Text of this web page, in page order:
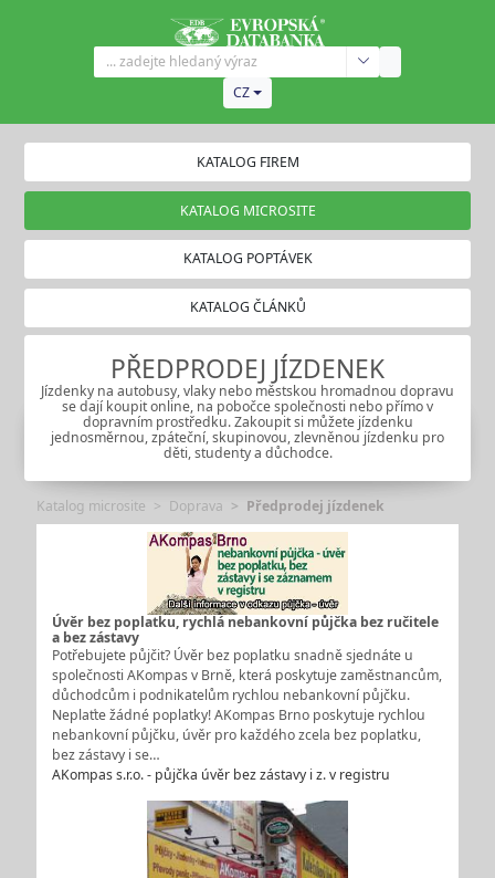
CZ
KATALOG FIREM
KATALOG MICROSITE
KATALOG POPTÁVEK
KATALOG ČLÁNKŮ
PŘEDPRODEJ JÍZDENEK
Jízdenky na autobusy, vlaky nebo městskou hromadnou dopravu
se dají koupit online, na pobočce společnosti nebo přímo v
dopravním prostředku. Zakoupit si můžete jízdenku
jednosměrnou, zpáteční, skupinovou, zlevněnou jízdenku pro
děti, studenty a důchodce.
Katalog microsite Doprava Předprodej jízdenek
Úvěr bez poplatku, rychlá nebankovní půjčka bez ručitele
a bez zástavy
Potřebujete půjčit? Úvěr bez poplatku snadně sjednáte u
společnosti AKompas v Brně, která poskytuje zaměstnancům,
důchodcům i podnikatelům rychlou nebankovní půjčku.
Neplaťte žádné poplatky! AKompas Brno poskytuje rychlou
nebankovní půjčku, úvěr pro každého zcela bez poplatku,
bez zástavy i se…
AKompas s.r.o. - půjčka úvěr bez zástavy i z. v registru